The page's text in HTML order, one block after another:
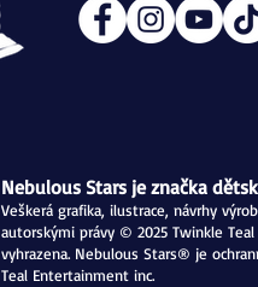
Nebulous Stars je značka
Veškerá grafika, ilustrace, návrhy
autorskými právy © 2025 Twinkle
vyhrazena. Nebulous Stars® je
Teal Entertainment inc.